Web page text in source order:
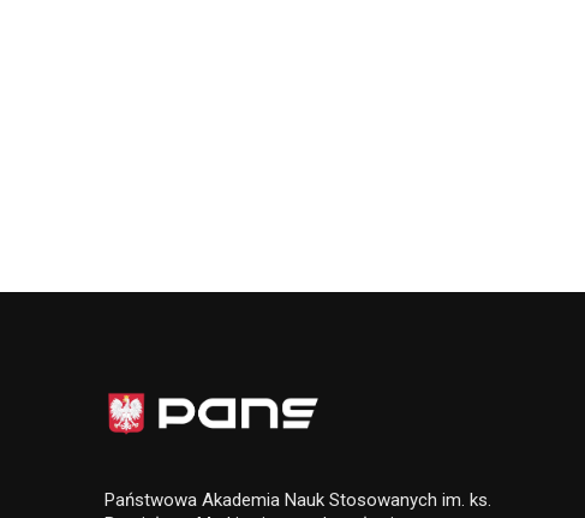
Państwowa Akademia Nauk Stosowanych im. ks.